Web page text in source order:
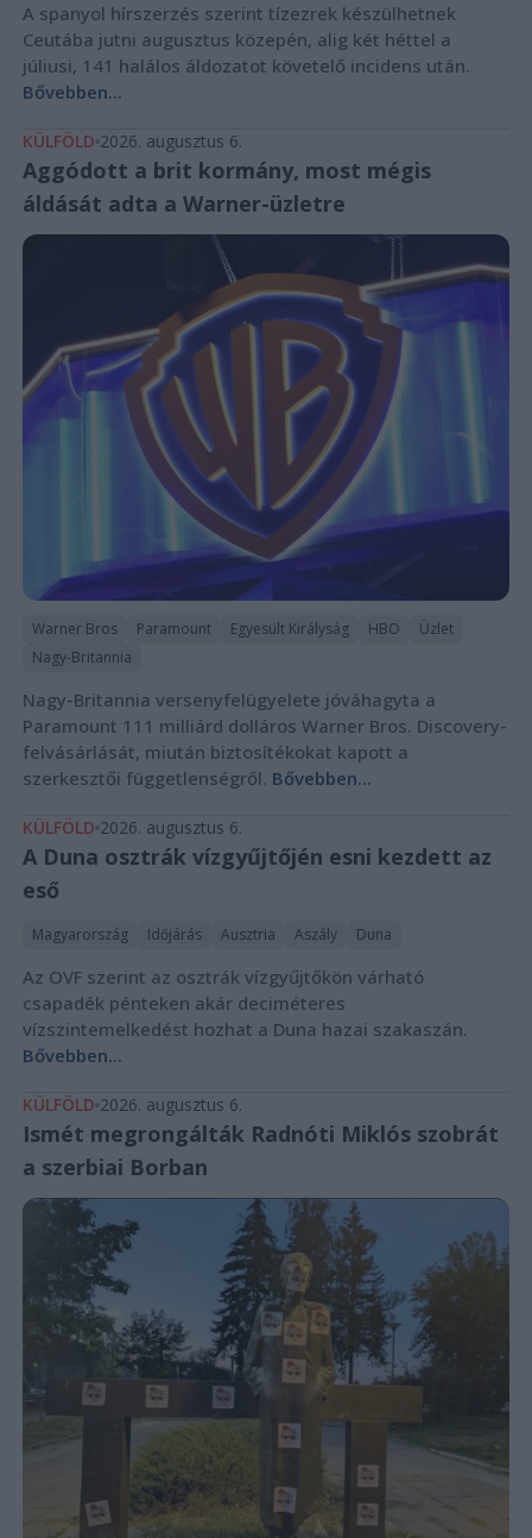
A spanyol hírszerzés szerint tízezrek készülhetnek
Ceutába jutni augusztus közepén, alig két héttel a
júliusi, 141 halálos áldozatot követelő incidens után.
Bővebben...
KÜLFÖLD 2026. augusztus 6.
Aggódott a brit kormány, most mégis
áldását adta a Warner-üzletre
Warner Bros Paramount Egyesült Királyság HBO
Üzlet
Nagy-Britannia
Nagy-Britannia versenyfelügyelete jóváhagyta a
Paramount 111 milliárd dolláros Warner Bros. Discovery-
felvásárlását, miután biztosítékokat kapott a
szerkesztői függetlenségről. Bővebben...
KÜLFÖLD 2026. augusztus 6.
A Duna osztrák vízgyűjtőjén esni kezdett az
eső
Magyarország Időjárás Ausztria Aszály Duna
Az OVF szerint az osztrák vízgyűjtőkön várható
csapadék pénteken akár deciméteres
vízszintemelkedést hozhat a Duna hazai szakaszán.
Bővebben...
KÜLFÖLD 2026. augusztus 6.
Ismét megrongálták Radnóti Miklós szobrát
a szerbiai Borban